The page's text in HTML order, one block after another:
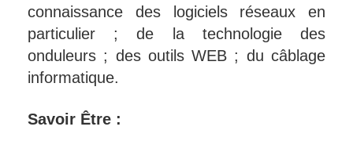
connaissance des logiciels réseaux en
particulier ; de la technologie des
onduleurs ; des outils WEB ; du câblage
informatique.
Savoir Être :